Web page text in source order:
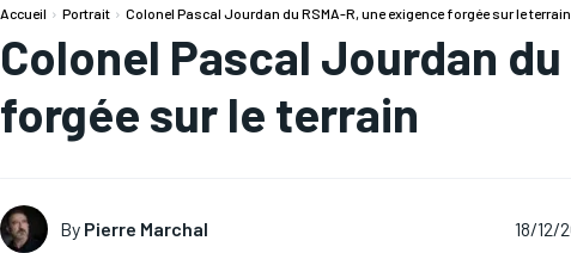
Accueil Portrait Colonel Pascal Jourdan du RSMA-R, une exigence forgée sur le terrain
Colonel Pascal Jourdan
forgée sur le terrain
By Pierre Marchal 18/12/